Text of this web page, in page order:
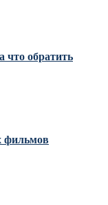
что обратить
фильмов